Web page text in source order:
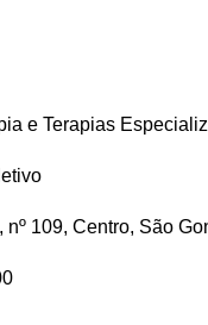
e Terapias
nº 109, Centro, São